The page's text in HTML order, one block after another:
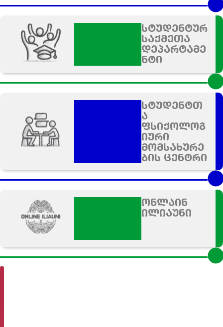
სტუდენტურ
საქმეთა
დეპარტამე
ნტი
სტუდენტთ
ა
ფსიქოლოგ
იური
მომსახურე
ბის ცენტრი
ონლაინ
ილიაუნი